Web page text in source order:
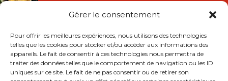
Gérer le consentement
Pour offrir les meilleures expériences, nous utilisons des technologies
telles que les cookies pour stocker et/ou accéder aux informations des
appareils. Le fait de consentir à ces technologies nous permettra de
traiter des données telles que le comportement de navigation ou les ID
uniques sur ce site. Le fait de ne pas consentir ou de retirer son
LIENS UTILES
CGU
CGV